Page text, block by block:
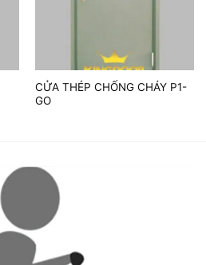
CỬA THÉP CHỐNG CHÁY P1-
GO